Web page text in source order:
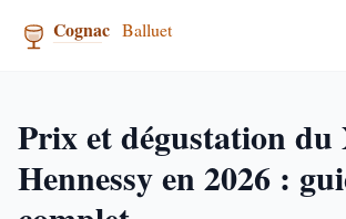
Prix et dégustation du
Hennessy en 2026 :